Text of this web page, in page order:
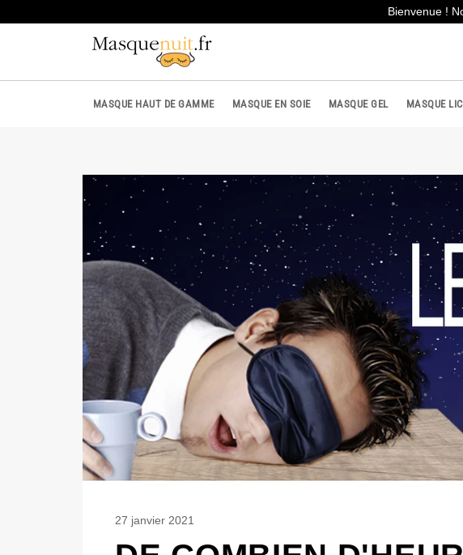
au
Bienvenue !
MASQUE HAUT DE GAMME MASQUE EN SOIE MASQUE GEL MASQUE
27 janvier 2021